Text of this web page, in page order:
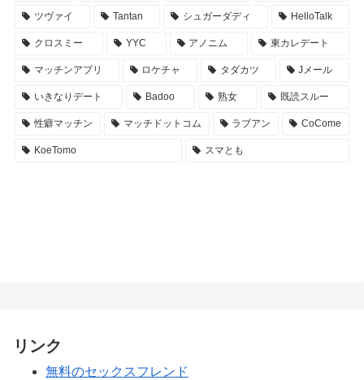
ツヴァイ Tantan シュガーダディ HelloTalk
クロスミー YYC アノニム 東カレデート
マッチンアプリ ロケチャ タダカツ Jメール
いきなりデート Badoo 熟女 既読スルー
性癖マッチン マッチドットコム ラブアン CoCome
KoeTomo スマとも
リンク
無料のセックスフレンド